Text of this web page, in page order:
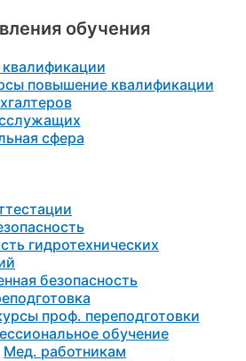
обучения
повышение квалификации
сфера
гидротехнических
безопасность
проф. переподготовки
обучение
Мед. работникам